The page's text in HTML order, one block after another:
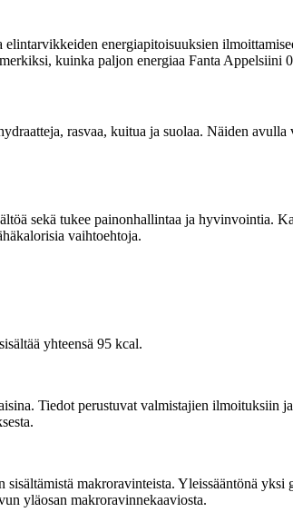
energiapitoisuuksien
kuinka paljon energiaa Fanta Appelsiini
rasvaa, kuitua ja suolaa. Näiden
sekä tukee painonhallintaa ja hyvinvointia.
vaihtoehtoja.
yhteensä 95 kcal.
Tiedot perustuvat valmistajien
makroravinteista. Yleissääntönä
yläosan makroravinnekaaviosta.